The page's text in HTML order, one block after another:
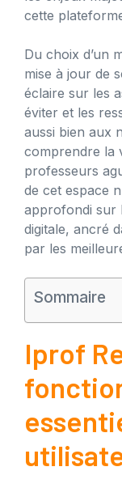
cette
Du choix d’un
mise à jour de
éclaire sur les
éviter et les
aussi bien aux
comprendre la
professeurs
de cet espace
approfondi sur
digitale, ancré
par les
Sommaire
Iprof